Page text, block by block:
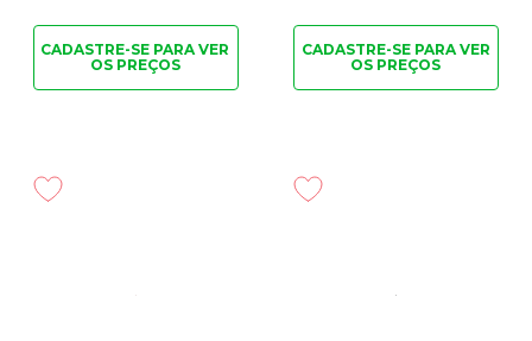
CADASTRE-SE PARAVER
OS PREÇOS
CADASTRE-SE PARAVER
OS PREÇOS